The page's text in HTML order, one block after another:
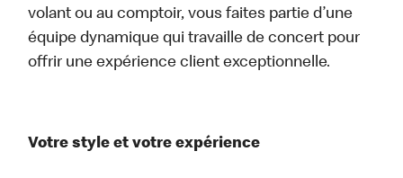
volant ou au comptoir, vous faites partie d’une
équipe dynamique qui travaille de concert pour
offrir une expérience client exceptionnelle.
Votre style et votre expérience